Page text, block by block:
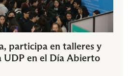
participa en talleres y
UDP en el Día Abierto